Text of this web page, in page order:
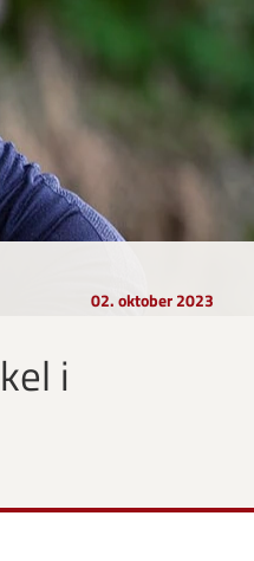
i
02. oktober 2023